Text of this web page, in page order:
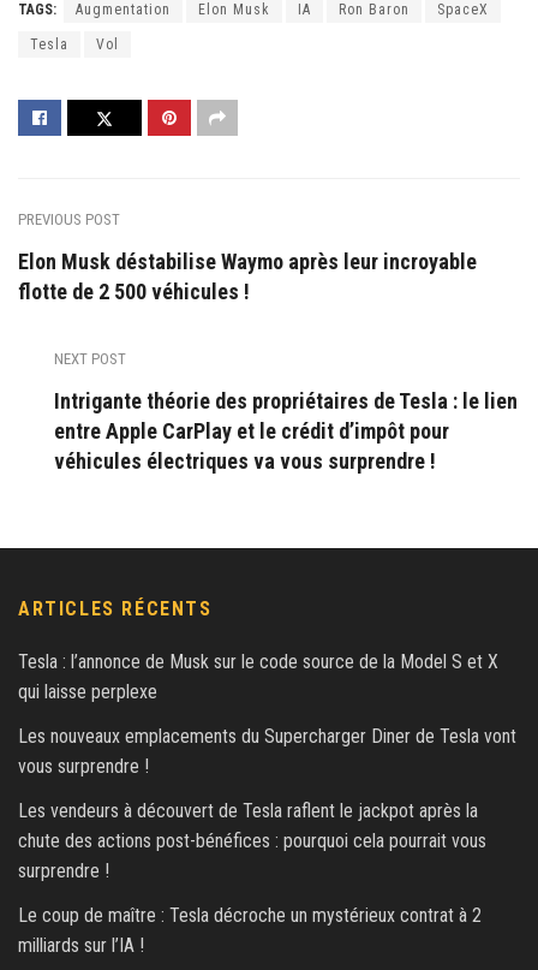
TAGS: Augmentation Elon Musk IA Ron Baron SpaceX
Tesla Vol
PREVIOUS POST
Elon Musk déstabilise Waymo après leur incroyable
flotte de 2 500 véhicules !
NEXT POST
Intrigante théorie des propriétaires de Tesla : le lien
entre Apple CarPlay et le crédit d’impôt pour
véhicules électriques va vous surprendre !
ARTICLES RÉCENTS
Tesla : l’annonce de Musk sur le code source de la Model S et X
qui laisse perplexe
Les nouveaux emplacements du Supercharger Diner de Tesla vont
vous surprendre !
Les vendeurs à découvert de Tesla raflent le jackpot après la
chute des actions post-bénéfices : pourquoi cela pourrait vous
surprendre !
Le coup de maître : Tesla décroche un mystérieux contrat à 2
milliards sur l’IA !